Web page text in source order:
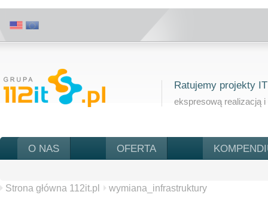
Ratujemy projekty IT
ekspresową realizacją i
O NAS OFERTA
Strona główna 112it.pl wymiana_infrastruktury